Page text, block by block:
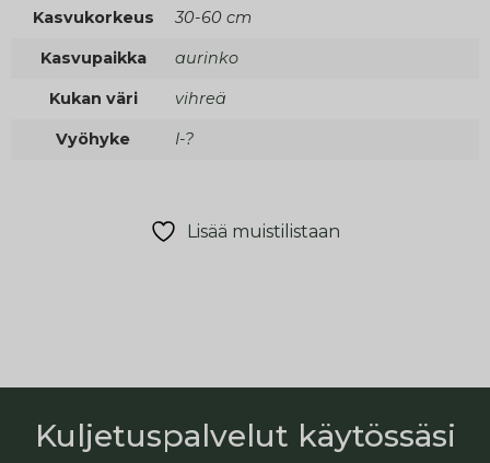
Kasvukorkeus 30-60 cm
Kasvupaikka aurinko
Kukan väri vihreä
Vyöhyke I-?
Lisää muistilistaan
Kuljetuspalvelut käytössäsi